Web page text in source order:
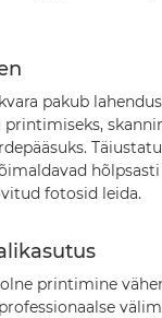
pakub
fotosid leida.
printimine